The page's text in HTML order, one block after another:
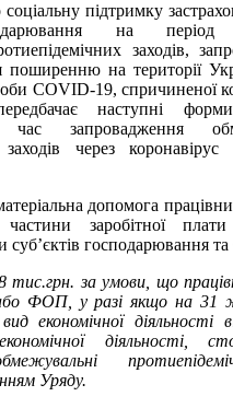
підтримку
на період
заходів,
поширенню на території
COVID-19, спричиненої
наступні форми
запровадження
заходів через
допомога
заробітної
суб’єктів господарювання
тис.грн. за умови, що
ФОП, у разі якщо на 31
економічної діяльності
діяльності,
Уряду.